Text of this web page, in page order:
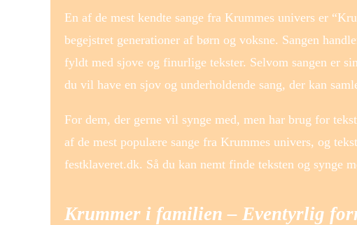
En af de mest kendte sange fra Krummes univers er
begejstret generationer af børn og voksne. Sangen
fyldt med sjove og finurlige tekster. Selvom sangen er
du vil have en sjov og underholdende sang, der kan
For dem, der gerne vil synge med, men har brug for
af de mest populære sange fra Krummes univers, og
festklaveret.dk. Så du kan nemt finde teksten og synge
Krummer i familien – Eventyrlig